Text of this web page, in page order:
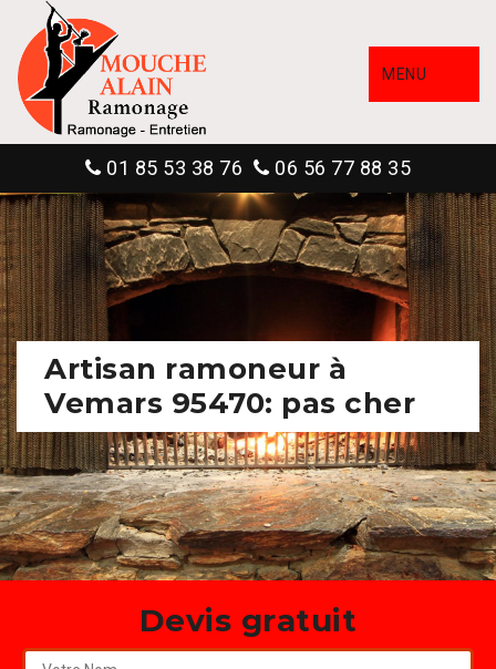
MENU
01 85 53 38 76 06 56 77 88 35
Artisan ramoneur à
Vemars 95470: pas cher
Devis gratuit